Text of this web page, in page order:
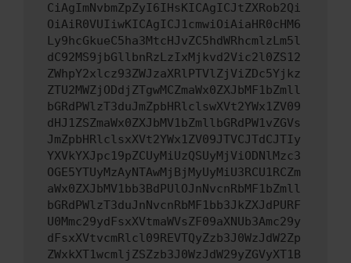
CiAgImNvbmZpZyI6IHsKICAgICJtZXRob2Qi
OiAiR0VUIiwKICAgICJ1cmwiOiAiaHR0cHM6
Ly9hcGkueC5ha3MtcHJvZC5hdWRhcmlzLm5l
dC92MS9jbGllbnRzLzIxMjkvd2Vic2l0ZS12
ZWhpY2xlcz93ZWJzaXRlPTVlZjViZDc5Yjkz
ZTU2MWZjODdjZTgwMCZmaWx0ZXJbMF1bZmll
bGRdPWlzT3duJmZpbHRlclswXVt2YWx1ZV09
dHJ1ZSZmaWx0ZXJbMV1bZmllbGRdPW1vZGVs
JmZpbHRlclsxXVt2YWx1ZV09JTVCJTdCJTIy
YXVkYXJpc19pZCUyMiUzQSUyMjViODNlMzc3
OGE5YTUyMzAyNTAwMjBjMyUyMiU3RCU1RCZm
aWx0ZXJbMV1bb3BdPUlOJnNvcnRbMF1bZmll
bGRdPWlzT3duJnNvcnRbMF1bb3JkZXJdPURF
U0Mmc29ydFsxXVtmaWVsZF09aXNUb3Amc29y
dFsxXVtvcmRlcl09REVTQyZzb3J0WzJdW2Zp
ZWxkXT1wcmljZSZzb3J0WzJdW29yZGVyXT1B